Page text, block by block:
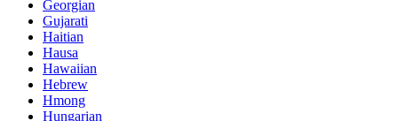
Georgian
Gujarati
Haitian
Hausa
Hawaiian
Hebrew
Hmong
Hungarian